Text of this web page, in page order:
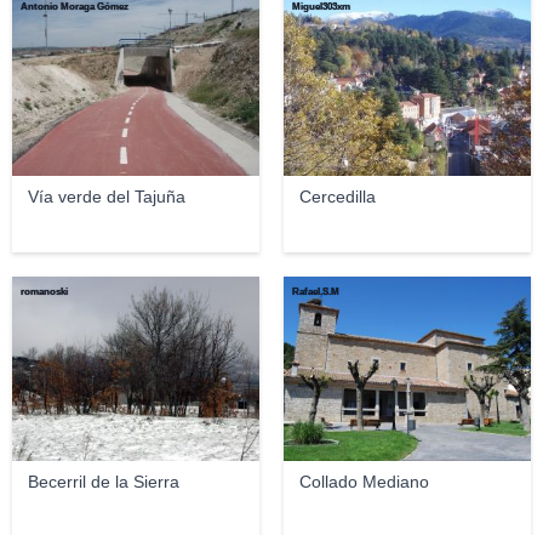
Vía verde del Tajuña
Antonio Moraga Gómez
Cercedilla
Miguel303xm
Becerril de la Sierra
romanoski
Collado Mediano
Rafael.S.M